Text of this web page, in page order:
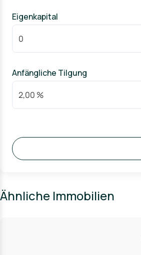
Eigenkapital
Anfängliche Tilgung
Ähnliche Immobilien